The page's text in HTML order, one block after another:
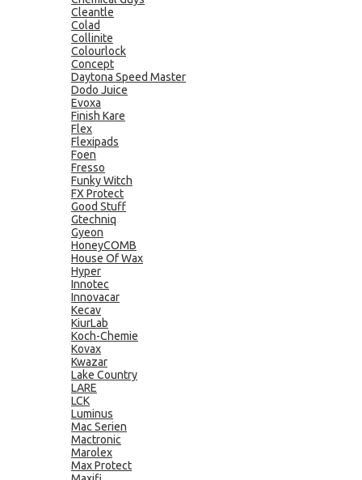
Cleantle
Colad
Collinite
Colourlock
Concept
Daytona Speed Master
Dodo Juice
Evoxa
Finish Kare
Flex
Flexipads
Foen
Fresso
Funky Witch
FX Protect
Good Stuff
Gtechniq
Gyeon
HoneyCOMB
House Of Wax
Hyper
Innotec
Innovacar
Kecav
KiurLab
Koch-Chemie
Kovax
Kwazar
Lake Country
LARE
LCK
Luminus
Mac Serien
Mactronic
Marolex
Max Protect